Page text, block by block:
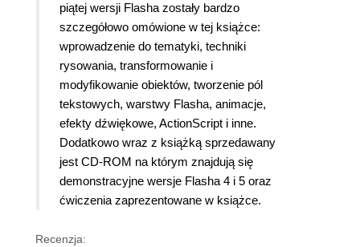
piątej wersji Flasha zostały bardzo
szczegółowo omówione w tej książce:
wprowadzenie do tematyki, techniki
rysowania, transformowanie i
modyfikowanie obiektów, tworzenie pól
tekstowych, warstwy Flasha, animacje,
efekty dźwiękowe, ActionScript i inne.
Dodatkowo wraz z książką sprzedawany
jest CD-ROM na którym znajdują się
demonstracyjne wersje Flasha 4 i 5 oraz
ćwiczenia zaprezentowane w książce.
Recenzja: